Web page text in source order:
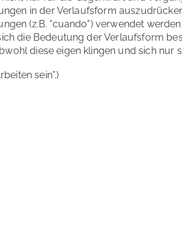
in der Verlaufsform
(z.B. "cuando") verwendet
die Bedeutung der Verlaufsform
diese eigen klingen und sich nur
sein".)